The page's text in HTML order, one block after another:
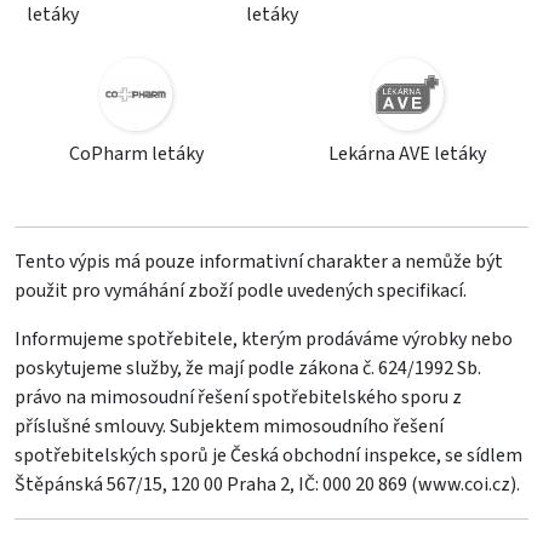
letáky
letáky
CoPharm letáky Lekárna AVE letáky
Tento výpis má pouze informativní charakter a nemůže být
použit pro vymáhání zboží podle uvedených specifikací.
Informujeme spotřebitele, kterým prodáváme výrobky nebo
poskytujeme služby, že mají podle zákona č. 624/1992 Sb.
právo na mimosoudní řešení spotřebitelského sporu z
příslušné smlouvy. Subjektem mimosoudního řešení
spotřebitelských sporů je Česká obchodní inspekce, se sídlem
Štěpánská 567/15, 120 00 Praha 2, IČ: 000 20 869 (www.coi.cz).